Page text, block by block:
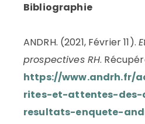
Bibliographie
ANDRH. (2021, Février 11).
prospectives RH.
https://www.andrh.fr/
rites-et-attentes-des-
resultats-enquete-